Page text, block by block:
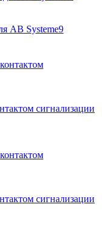
АВ Systeme9
сигнализации
сигнализации